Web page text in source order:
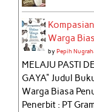
Warga
byPepih
MELAJU PASTI
GAYA" Judul
Warga Biasa
Penerbit : PT